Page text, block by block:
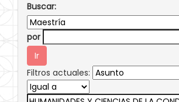
Buscar:
por
Filtros actuales: